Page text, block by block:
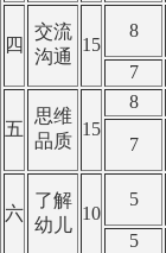
四
交流
沟通
15
8
7
五
思维
品质
15
8
7
六
了解
幼儿
10
5
5